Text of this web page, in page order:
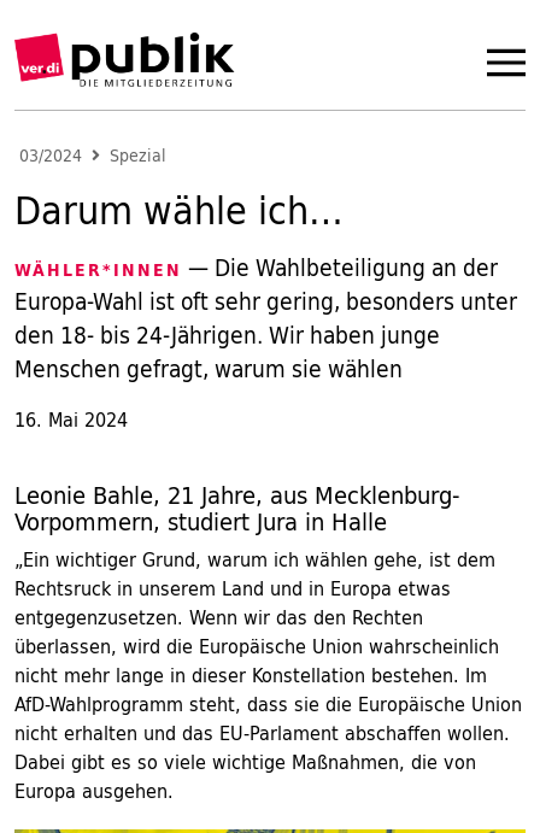
03/2024 Spezial
Darum wähle ich…
WÄHLER*INNEN — Die Wahlbeteiligung an der
Europa-Wahl ist oft sehr gering, besonders unter
den 18- bis 24-Jährigen. Wir haben junge
Menschen gefragt, warum sie wählen
16. Mai 2024
Leonie Bahle, 21 Jahre, aus Mecklenburg-
Vorpommern, studiert Jura in Halle
„Ein wichtiger Grund, warum ich wählen gehe, ist dem
Rechtsruck in unserem Land und in Europa etwas
entgegenzusetzen. Wenn wir das den Rechten
überlassen, wird die Europäische Union wahrscheinlich
nicht mehr lange in dieser Konstellation bestehen. Im
AfD-Wahlprogramm steht, dass sie die Europäische Union
nicht erhalten und das EU-Parlament abschaffen wollen.
Dabei gibt es so viele wichtige Maßnahmen, die von
Europa ausgehen.